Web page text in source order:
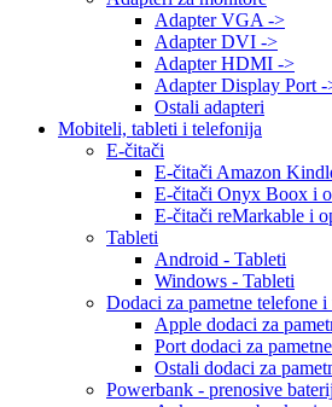
Adapter VGA ->
Adapter DVI ->
Adapter HDMI ->
Adapter Display Port -
Ostali adapteri
Mobiteli, tableti i telefonija
E-čitači
E-čitači Amazon
E-čitači Onyx Boox i
E-čitači reMarkable i
Tableti
Android - Tableti
Windows - Tableti
Dodaci za pametne telefone i
Apple dodaci za
Port dodaci za
Ostali dodaci za
Powerbank - prenosive